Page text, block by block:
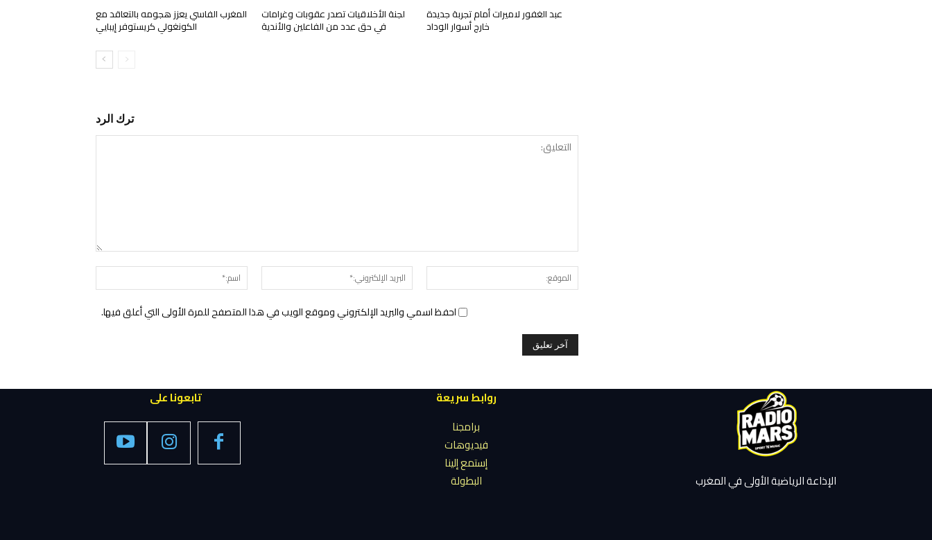
عبد الغفور لاميرات أمام تجربة جديدة
خارج أسوار الوداد
لجنة الأخلاقيات تصدر عقوبات وغرامات
في حق عدد من الفاعلين والأندية
المغرب الفاسي يعزز هجومه بالتعاقد مع
الكونغولي كريستوفر إيبايي
ترك الرد
التعليق:
اسم:*
البريد
الإلكتروني:*
الموقع:
احفظ اسمي والبريد الإلكتروني وموقع الويب في هذا المتصفح للمرة الأولى التي أعلق فيها.
تابعونا على
روابط سريعة
برامجنا
فيديوهات
إستمع إلينا
البطولة
الإذاعة الرياضية الأولى في المغرب